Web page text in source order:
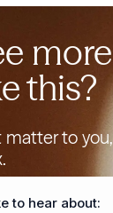
more
this?
to you,